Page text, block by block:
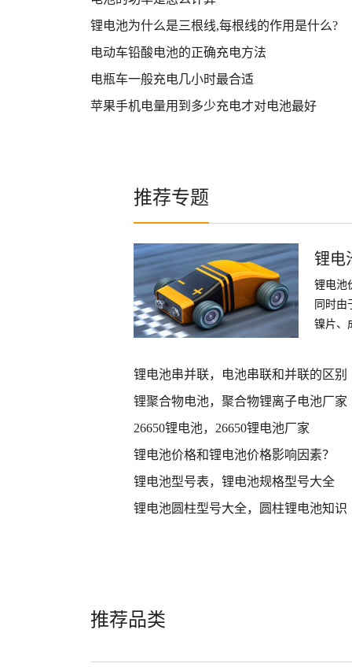
锂电池为什么是三根线,每根线的作用是什么?
电动车铅酸电池的正确充电方法
电瓶车一般充电几小时最合适
苹果手机电量用到多少充电才对电池最好
推荐专题
锂电
锂电池
同时由
镍片、
锂电池串并联，电池串联和并联的区别
锂聚合物电池，聚合物锂离子电池厂家
26650锂电池，26650锂电池厂家
锂电池价格和锂电池价格影响因素？
锂电池型号表，锂电池规格型号大全
锂电池圆柱型号大全，圆柱锂电池知识
推荐品类